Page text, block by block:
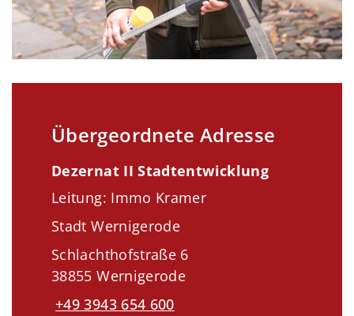
Übergeordnete Adresse
Dezernat II Stadtentwicklung
Leitung: Immo Kramer
Stadt Wernigerode
Schlachthofstraße 6
38855 Wernigerode
+49 3943 654 600